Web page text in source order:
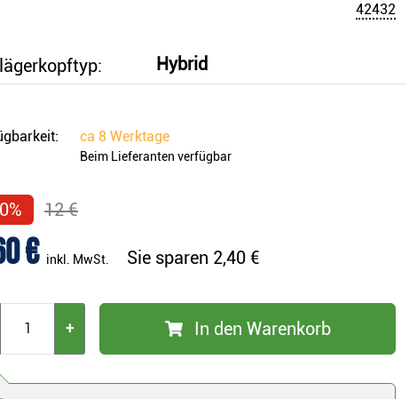
42432
Hybrid
ca 8 Werktage
Beim Lieferanten verfügbar
12 €
€ inkl. MwSt. Sie sparen 2,40 €
+ In den Warenkorb